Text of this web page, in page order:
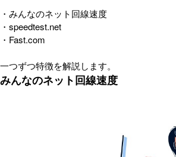
・みんなのネット回線速度
・speedtest.net
・Fast.com
一つずつ特徴を解説します。
みんなのネット回線速度